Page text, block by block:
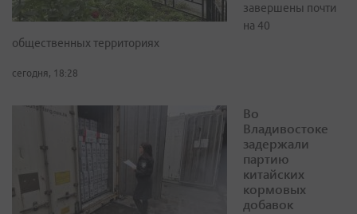
завершены почти
на 40
общественных территориях
сегодня, 18:28
Во
Владивостоке
задержали
партию
китайских
кормовых
добавок